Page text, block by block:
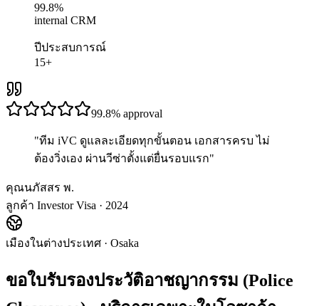
99.8%
internal CRM
ปีประสบการณ์
15+
99.8% approval
"ทีม iVC ดูแลละเอียดทุกขั้นตอน เอกสารครบ ไม่
ต้องวิ่งเอง ผ่านวีซ่าตั้งแต่ยื่นรอบแรก"
คุณนภัสสร พ.
ลูกค้า Investor Visa · 2024
เมืองในต่างประเทศ · Osaka
ขอใบรับรองประวัติอาชญากรรม (Police